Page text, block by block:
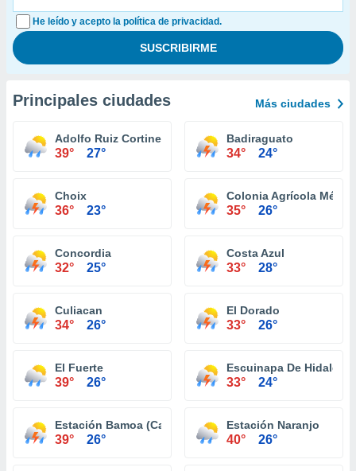
He leído y acepto la política de privacidad.
Principales ciudades Más ciudades
Adolfo Ruiz Cortines
39° 27°
Badiraguato
34° 24°
Choix
36° 23°
Colonia Agrícola
35° 26°
Concordia
32° 25°
Costa Azul
33° 28°
Culiacan
34° 26°
El Dorado
33° 26°
El Fuerte
39° 26°
Escuinapa De Hidalgo
33° 24°
Estación Bamoa (Campo Wilson)
39° 26°
Estación Naranjo
40° 26°